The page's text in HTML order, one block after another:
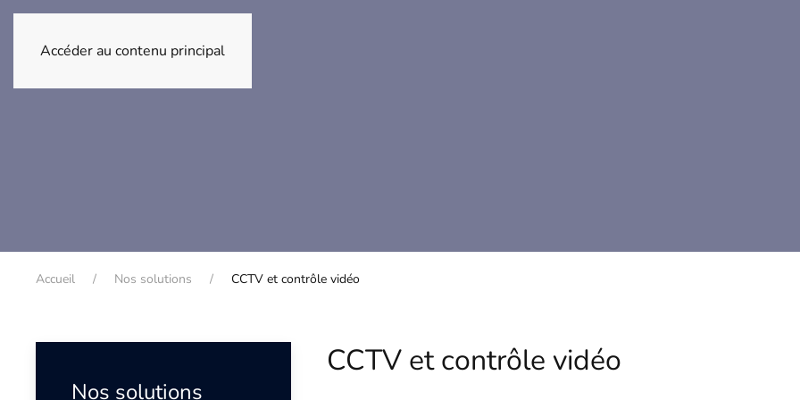
Accéder au contenu principal
Accueil Nos solutions CCTV et contrôle vidéo
Nos solutions
CCTV et contrôle vidéo